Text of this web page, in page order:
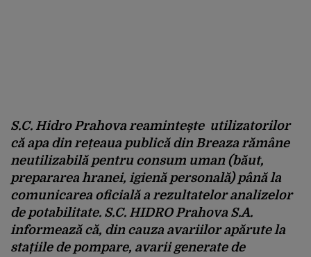
S.C. Hidro Prahova reamintește utilizatorilor
că apa din rețeaua publică din Breaza rămâne
neutilizabilă pentru consum uman (băut,
prepararea hranei, igienă personală) până la
comunicarea oficială a rezultatelor analizelor
de potabilitate. S.C. HIDRO Prahova S.A.
informează că, din cauza avariilor apărute la
stațiile de pompare, avarii generate de